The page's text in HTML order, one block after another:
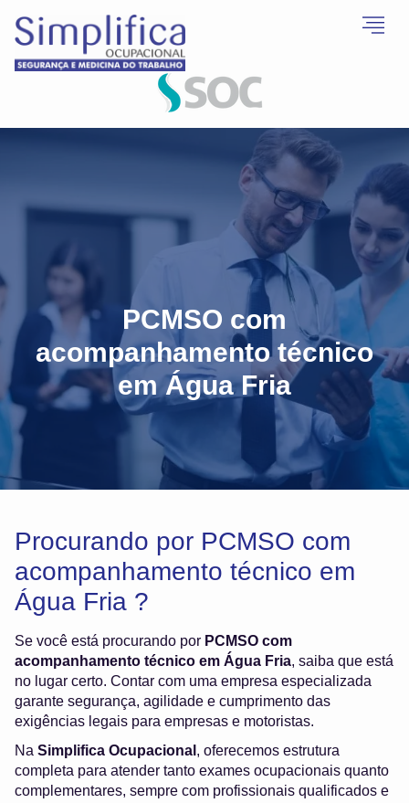
PCMSO com
acompanhamento técnico
em Água Fria
Procurando por PCMSO com
acompanhamento técnico em
Água Fria ?
Se você está procurando por PCMSO com
acompanhamento técnico em Água Fria, saiba que está
no lugar certo. Contar com uma empresa especializada
garante segurança, agilidade e cumprimento das
exigências legais para empresas e motoristas.
Na Simplifica Ocupacional , oferecemos estrutura
completa para atender tanto exames ocupacionais quanto
complementares, sempre com profissionais qualificados e